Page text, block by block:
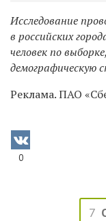
Исследование
в российских
человек по
демографическую
Реклама. ПАО
0
7